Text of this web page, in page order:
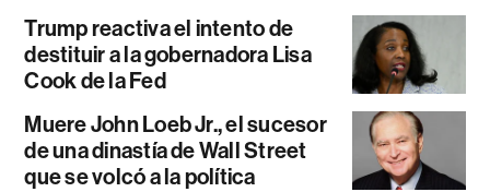
Trump reactiva el intento de
destituir a la gobernadora Lisa
Cook de la Fed
Muere John Loeb Jr., el sucesor
de una dinastía de Wall Street
que se volcó a la política